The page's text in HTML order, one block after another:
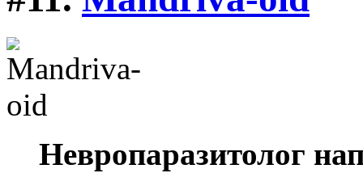
Невропаразитолог